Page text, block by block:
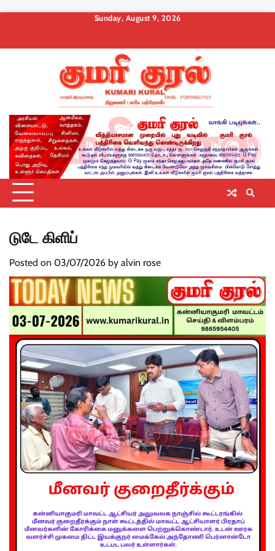
content
Sunday, August 9, 2026
Policy
Conditions
CheckoutCancel
டுடே கிளிப்
Posted on 03/07/2026 by alvin rose